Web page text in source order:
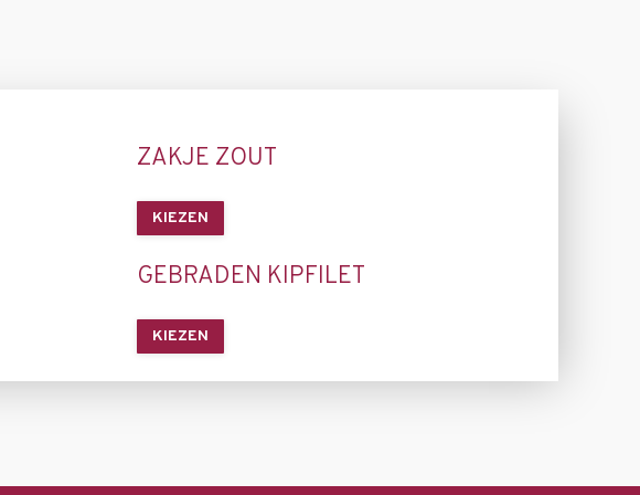
ZAKJE ZOUT
KIEZEN
GEBRADEN KIPFILET
KIEZEN